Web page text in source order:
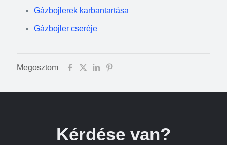
Gázbojlerek karbantartása
Gázbojler cseréje
Megosztom
Kérdése van?